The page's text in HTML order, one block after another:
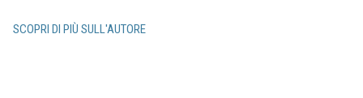
SCOPRI DI PIÙ SULL'AUTORE